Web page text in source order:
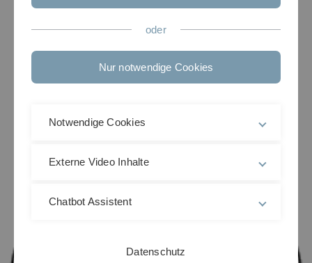
600. Wilhelm und Else Heraeus-
Seminar
Frontiers of Quantum Optics
October 25 - 30, 2015
oder
Nur notwendige Cookies
Notwendige Cookies
Externe Video Inhalte
Chatbot Assistent
Datenschutz